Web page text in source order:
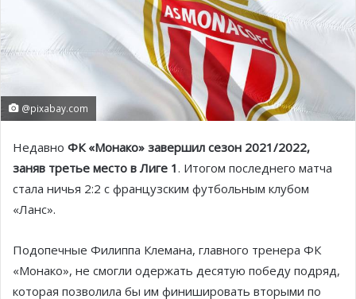
@pixabay.com
Недавно ФК «Монако» завершил сезон 2021/2022,
заняв третье место в Лиге 1 . Итогом последнего матча
стала ничья 2:2 с французским футбольным клубом
«Ланс».
Подопечные Филиппа Клемана, главного тренера ФК
«Монако», не смогли одержать десятую победу подряд,
которая позволила бы им финишировать вторыми по